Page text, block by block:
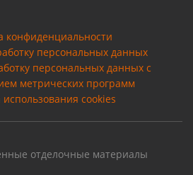
конфиденциальности
персональных данных
персональных данных с
метрических программ
использования cookies
отделочные материалы